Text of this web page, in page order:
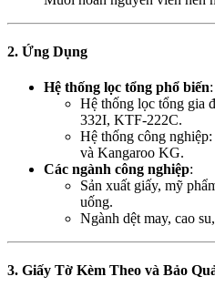
2. Ứng Dụng
Hệ thống lọc tổng phổ biến:
Hệ thống lọc tổng gia
332I, KTF-222C.
Hệ thống công
và Kangaroo KG.
Các ngành công nghiệp:
Sản xuất giấy, mỹ
uống.
Ngành dệt may, cao
3. Giấy Tờ Kèm Theo và Bảo